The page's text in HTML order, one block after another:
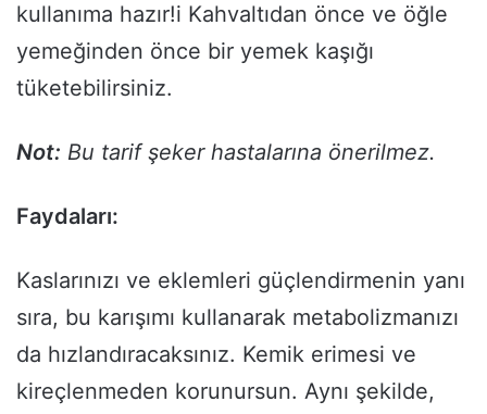
kullanıma hazır!i Kahvaltıdan önce ve öğle
yemeğinden önce bir yemek kaşığı
tüketebilirsiniz.
Not: Bu tarif şeker hastalarına önerilmez.
Faydaları:
Kaslarınızı ve eklemleri güçlendirmenin yanı
sıra, bu karışımı kullanarak metabolizmanızı
da hızlandıracaksınız. Kemik erimesi ve
kireçlenmeden korunursun. Aynı şekilde,